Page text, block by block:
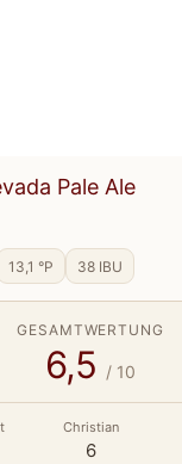
Pale Ale
13,1 °P 38 IBU
GESAMTWERTUNG
6,5 / 10
Christian
6